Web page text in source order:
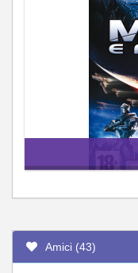
Amici (43)